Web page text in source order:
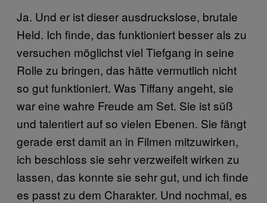
Ja. Und er ist dieser ausdruckslose, brutale
Held. Ich finde, das funktioniert besser als zu
versuchen möglichst viel Tiefgang in seine
Rolle zu bringen, das hätte vermutlich nicht
so gut funktioniert. Was Tiffany angeht, sie
war eine wahre Freude am Set. Sie ist süß
und talentiert auf so vielen Ebenen. Sie fängt
gerade erst damit an in Filmen mitzuwirken,
ich beschloss sie sehr verzweifelt wirken zu
lassen, das konnte sie sehr gut, und ich finde
es passt zu dem Charakter. Und nochmal, es